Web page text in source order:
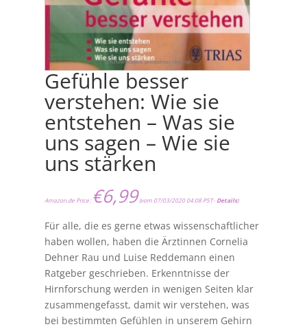
Gefühle besser
verstehen: Wie sie
entstehen – Was sie
uns sagen – Wie sie
uns stärken
Amazon.de Price: €6,99(vom 07/03/2020 04:08 PST- Details)
Für alle, die es gerne etwas wissenschaftlicher
haben wollen, haben die Ärztinnen Cornelia
Dehner Rau und Luise Reddemann einen
Ratgeber geschrieben. Erkenntnisse der
Hirnforschung werden in wenigen Seiten klar
zusammengefasst, damit wir verstehen, was
bei bestimmten Gefühlen in unserem Gehirn